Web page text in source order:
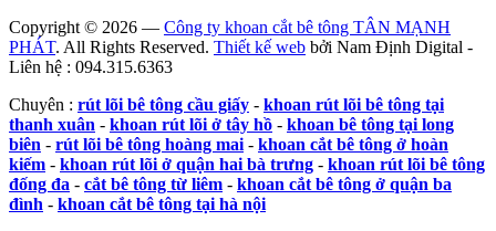
Copyright © 2026 — Công ty khoan cắt bê tông TÂN MẠNH
PHÁT. All Rights Reserved. Thiết kế web bởi Nam Định Digital -
Liên hệ : 094.315.6363
Chuyên : rút lõi bê tông cầu giấy - khoan rút lõi bê tông tại
thanh xuân - khoan rút lõi ở tây hồ - khoan bê tông tại long
biên - rút lõi bê tông hoàng mai - khoan cắt bê tông ở hoàn
kiếm - khoan rút lõi ở quận hai bà trưng - khoan rút lõi bê tông
đống đa - cắt bê tông từ liêm - khoan cắt bê tông ở quận ba
đình - khoan cắt bê tông tại hà nội